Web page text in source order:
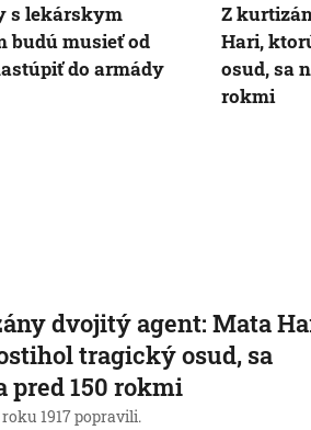
s lekárskym
budú musieť od
do armády
Z
Hari,
osud, sa
rokmi
dvojitý agent: Mata
tragický osud, sa
pred 150 rokmi
1917 popravili.